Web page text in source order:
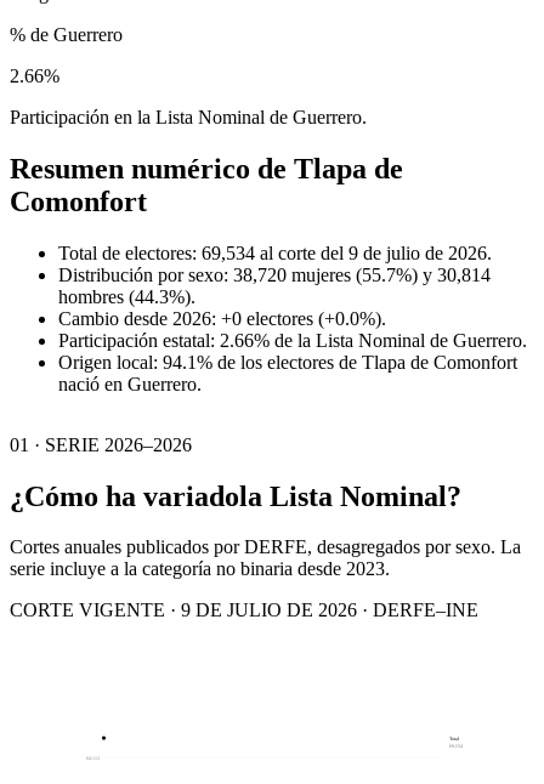
% de Guerrero
2.66%
Participación en la Lista Nominal de Guerrero.
Resumen numérico de Tlapa de
Comonfort
Total de electores: 69,534 al corte del 9 de julio de 2026.
Distribución por sexo: 38,720 mujeres (55.7%) y 30,814
hombres (44.3%).
Cambio desde 2026: +0 electores (+0.0%).
Participación estatal: 2.66% de la Lista Nominal de Guerrero.
Origen local: 94.1% de los electores de Tlapa de Comonfort
nació en Guerrero.
01 · SERIE 2026–2026
¿Cómo ha variadola Lista Nominal?
Cortes anuales publicados por DERFE, desagregados por sexo. La
serie incluye a la categoría no binaria desde 2023.
CORTE VIGENTE · 9 DE JULIO DE 2026 · DERFE–INE
64,113
Total
69,534